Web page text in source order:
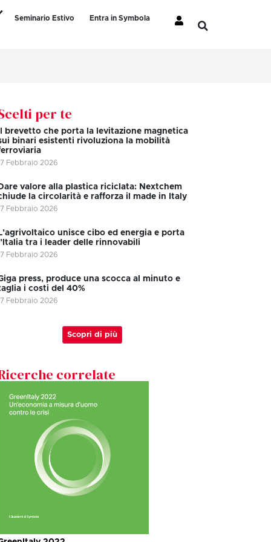
Seminario Estivo
Entra in Symbola
per te
Il brevetto che porta la levitazione magnetica
binari esistenti rivoluziona la mobilità
Febbraio 2026
Dare valore alla plastica riciclata: Nextchem
la circolarità e rafforza il made in Italy
Febbraio 2026
L’agrivoltaico unisce cibo ed energia e porta
l’Italia tra i leader delle rinnovabili
Febbraio 2026
press, produce una scocca al minuto e
i costi del 40%
Febbraio 2026
Scopri di più
correlate